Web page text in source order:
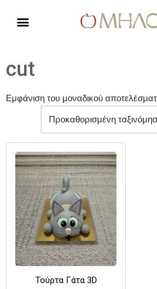
περιεχόμενο
cut
Εμφάνιση του μοναδικού
Τούρτα Γάτα 3D